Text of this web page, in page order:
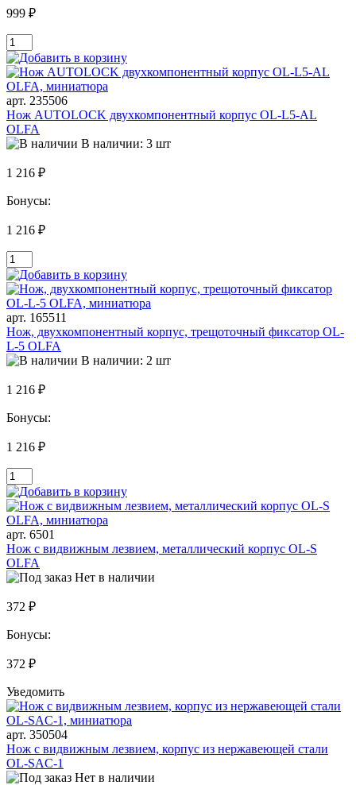
999 ₽
арт. 235506
Нож AUTOLOCK двухкомпонентный корпус OL-L5-AL
OLFA
В наличии: 3 шт
1 216 ₽
Бонусы:
1 216 ₽
арт. 165511
Нож, двухкомпонентный корпус, трещоточный фиксатор OL-
L-5 OLFA
В наличии: 2 шт
1 216 ₽
Бонусы:
1 216 ₽
арт. 6501
Нож с видвижным лезвием, металлический корпус OL-S
OLFA
Нет в наличии
372 ₽
Бонусы:
372 ₽
Уведомить
арт. 350504
Нож с видвижным лезвием, корпус из нержавеющей стали
OL-SAC-1
Нет в наличии